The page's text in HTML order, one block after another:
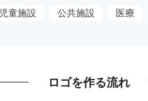
児童施設 公共施設 医療
ロゴを作る流れ